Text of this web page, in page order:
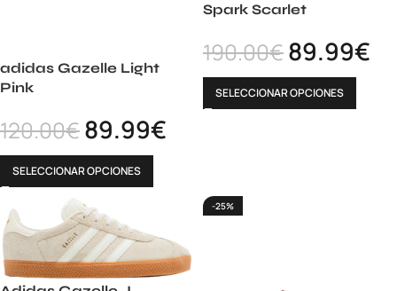
adidas Gazelle Light
Pink
120.00€89.99€
SELECCIONAR OPCIONES
Spark Scarlet
190.00€89.99€
SELECCIONAR OPCIONES
-25%